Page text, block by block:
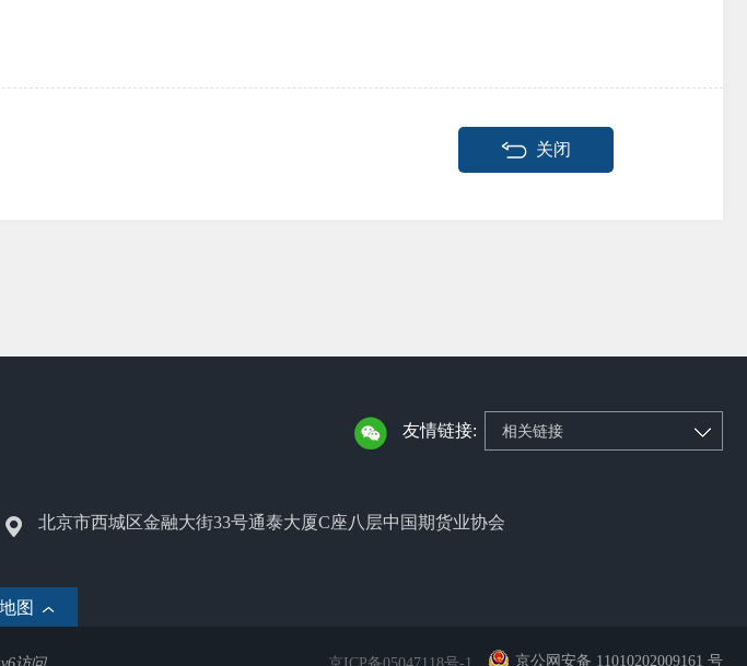
关闭
友情链接: 相关链接
北京市西城区金融大街33号通泰大厦C座八层中国期货业协会
图
京公网安备 11010202009161 号